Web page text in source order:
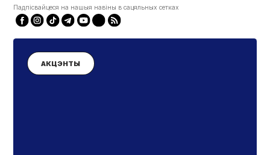
Падпісвайцеся на нашыя навіны в сацяльных сетках
АКЦЭНТЫ